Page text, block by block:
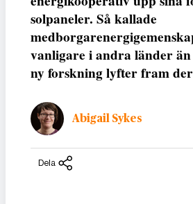
solpaneler. Så kallade
vanligare i andra länder
ny forskning lyfter fram
Abigail Sykes
Dela